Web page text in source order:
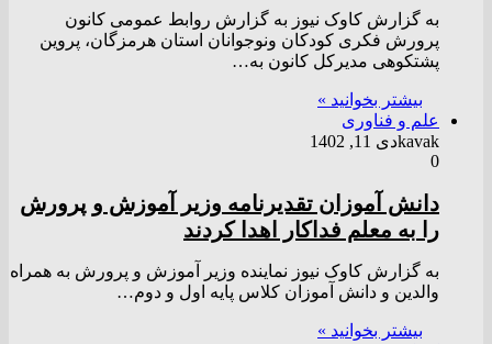
به گزارش کاوک نیوز به گزارش روابط عمومی کانون
پرورش فکری کودکان ونوجوانان استان هرمزگان، پروین
پشتکوهی مدیرکل کانون به…
بیشتر بخوانید »
علم و فناوری
kavakدی 11, 1402
0
دانش آموزان تقدیرنامه وزیر آموزش و پرورش
را به معلم فداکار اهدا کردند
به گزارش کاوک نیوز نماينده وزير آموزش و پرورش به همراه
والدين و دانش آموزان كلاس پايه اول و دوم…
بیشتر بخوانید »